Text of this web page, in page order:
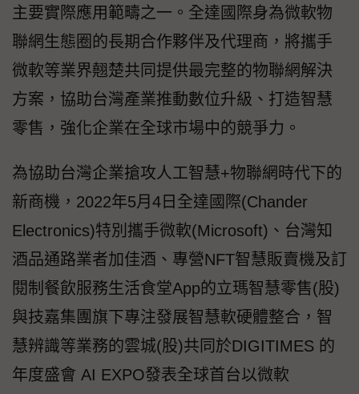
主要實際應用範疇之一。全達國際身為微軟物
聯網生態圈的長期合作夥伴及代理商，將攜手
微軟等業界翹楚共同提供最完整的物聯網解決
方案，協助台灣產業推動數位升級、打造智慧
零售，強化企業在全球市場中的競爭力。
為協助台灣企業搶攻人工智慧+物聯網時代下的
新商機，2022年5月4日全達國際(Chander
Electronics)特別攜手微軟(Microsoft)、台灣知
酒品通路業者加佳酒、專營NFT智慧販賣機及訂
閱制餐飲服務生活食堂App的立瑪智慧零售(股)
與技嘉集團旗下專注發展智慧軟硬體整合，智
慧辨識等業務的雲城(股)共同於DIGITIMES 的
年度盛會 AI EXPO發表全球首台以微軟